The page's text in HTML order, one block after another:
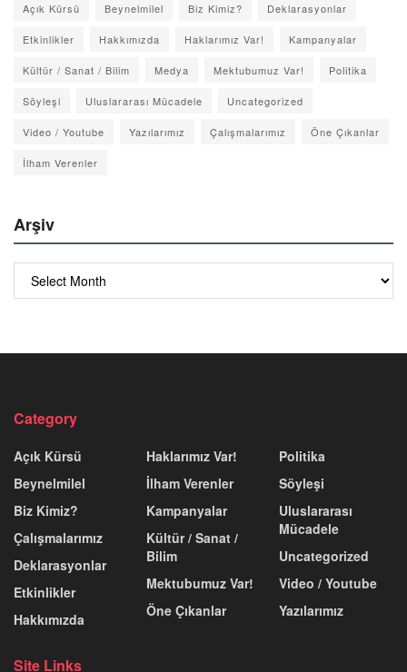
Açık Kürsü Beynelmilel Biz Kimiz? Deklarasyonlar
Etkinlikler Hakkımızda Haklarımız Var! Kampanyalar
Kültür / Sanat / Bilim Medya Mektubumuz Var! Politika
Söyleşi Uluslararası Mücadele Uncategorized
Video / Youtube Yazılarımız Çalışmalarımız Öne Çıkanlar
İlham Verenler
Arşiv
Arşiv
Category
Açık Kürsü
Beynelmilel
Biz Kimiz?
Çalışmalarımız
Deklarasyonlar
Etkinlikler
Hakkımızda
Haklarımız Var!
İlham Verenler
Kampanyalar
Kültür / Sanat /
Bilim
Mektubumuz Var!
Öne Çıkanlar
Politika
Söyleşi
Uluslararası
Mücadele
Uncategorized
Video / Youtube
Yazılarımız
Site Links